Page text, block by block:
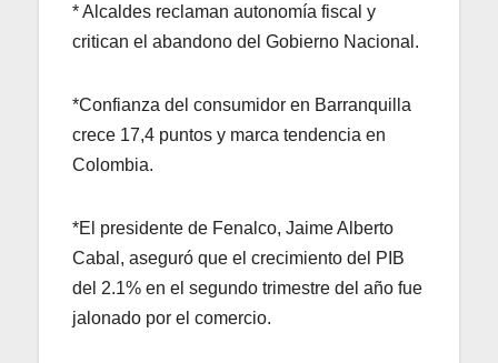
* Alcaldes reclaman autonomía fiscal y
critican el abandono del Gobierno Nacional.
*Confianza del consumidor en Barranquilla
crece 17,4 puntos y marca tendencia en
Colombia.
*El presidente de Fenalco, Jaime Alberto
Cabal, aseguró que el crecimiento del PIB
del 2.1% en el segundo trimestre del año fue
jalonado por el comercio.